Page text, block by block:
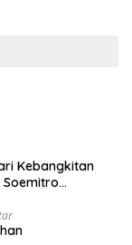
Kebangkitan
Soemitro
Nasional
Nasional dan